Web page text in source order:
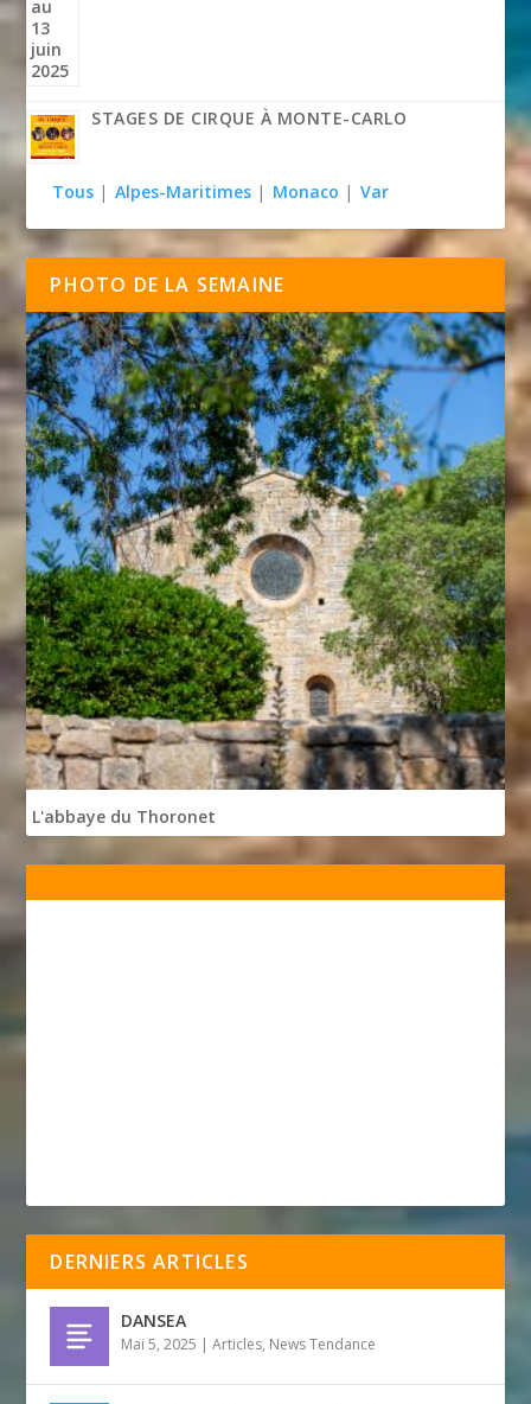
STAGES DE CIRQUE À MONTE-CARLO
Tous | Alpes-Maritimes | Monaco | Var
PHOTO DE LA SEMAINE
L'abbaye du Thoronet
DERNIERS ARTICLES
DANSEA
Mai 5, 2025 |Articles, News Tendance